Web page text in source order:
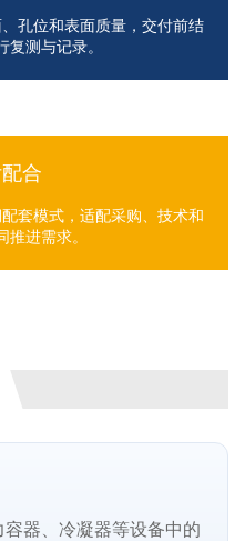
孔位和表面质量，交付前结
复测与记录。
合
套模式，适配采购、技术和
推进需求。
器、冷凝器等设备中的